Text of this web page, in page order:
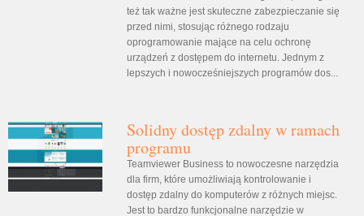
też tak ważne jest skuteczne zabezpieczanie się
przed nimi, stosując różnego rodzaju
oprogramowanie mające na celu ochronę
urządzeń z dostępem do internetu. Jednym z
lepszych i nowocześniejszych programów dos...
Solidny dostęp zdalny w ramach
programu
Teamviewer Business to nowoczesne narzędzia
dla firm, które umożliwiają kontrolowanie i
dostęp zdalny do komputerów z różnych miejsc.
Jest to bardzo funkcjonalne narzędzie w